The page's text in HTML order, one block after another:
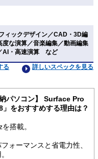
ィックデザイン／CAD・3D編
度な演算／音楽編集／動画編集
AI・高速演算 など
詳しいスペックを見る
る
パソコン】 Surface Pro
をおすすめする理由は？
搭載。
ォーマンスと省電力性、